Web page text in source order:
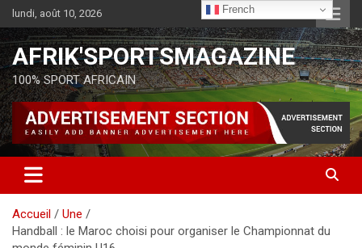
lundi, août 10, 2026
AFRIK'SPORTSMAGAZINE
100% SPORT AFRICAIN
Accueil
Une
Handball : le Maroc choisi pour organiser le Championnat du
French